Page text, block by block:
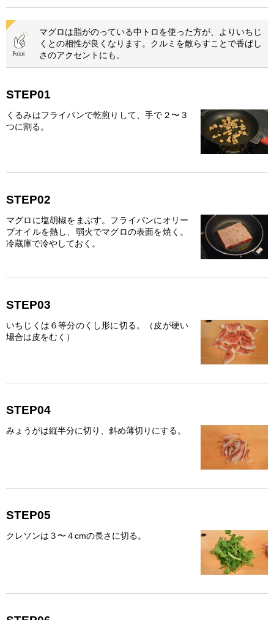
マグロは脂がのっている中トロを使った方が、よりいちじ
くとの相性が良くなります。クルミを散らすことで香ばし
さのアクセントにも。
STEP01
くるみはフライパンで乾煎りして、手で２〜３
つに割る。
STEP02
マグロに塩胡椒をまぶす。フライパンにオリー
ブオイルを熱し、弱火でマグロの表面を焼く。
冷蔵庫で冷やしておく。
STEP03
いちじくは６等分のくし形に切る。（皮が硬い
場合は皮をむく）
STEP04
みょうがは縦半分に切り、斜め薄切りにする。
STEP05
クレソンは３〜４cmの長さに切る。